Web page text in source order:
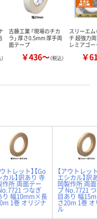
古藤工業 「現場のチカ
ラ」 厚さ0.5mm 厚手両
面テープ
￥436～（税込）
スリーエム
チ 超強力
レミアゴ
￥
トレット】【Go
カル】訳あり 寺
作所 両面テー
つなぎ
り 幅10mm×長
1巻 オリジナ
【アウトレッ
エシカル】訳
岡製作所 両
プ No.7721
目あり 幅
さ20m 1巻
ル